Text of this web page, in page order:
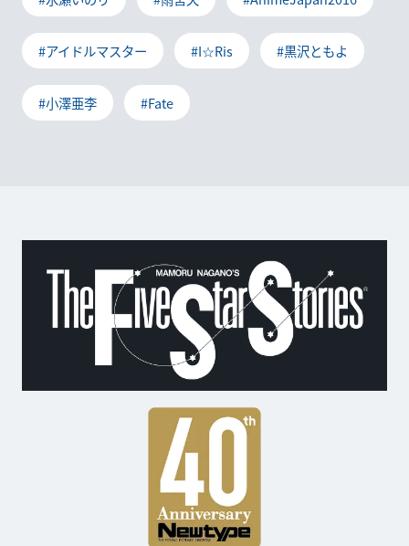
#アイドルマスター #I☆Ris #黒沢ともよ
#小澤亜李 #Fate